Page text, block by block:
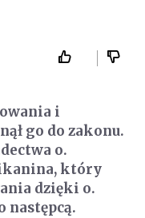
i
go do zakonu.
o.
który
dzięki o.
następcą.